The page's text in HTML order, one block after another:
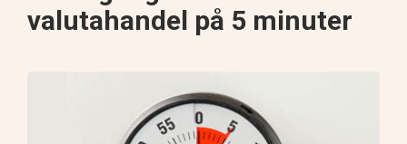
valutahandel på 5 minuter